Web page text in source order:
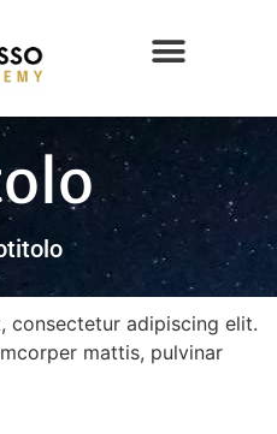
consectetur adipiscing elit.
mattis, pulvinar